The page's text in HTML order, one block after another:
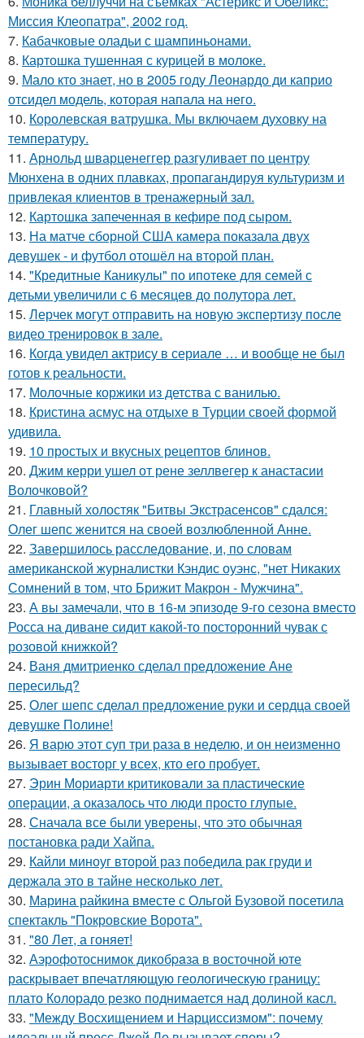
Миссия Клеопатра", 2002 год.
7. Кабачковые оладьи с шампиньонами.
8. Картошка тушенная с курицей в молоке.
9. Мало кто знает, но в 2005 году Леонардо ди каприо
отсидел модель, которая напала на него.
10. Королевская ватрушка. Мы включаем духовку на
температуру.
11. Арнольд шварценеггер разгуливает по центру
Мюнхена в одних плавках, пропагандируя культуризм и
привлекая клиентов в тренажерный зал.
12. Картошка запеченная в кефире под сыром.
13. На матче сборной США камера показала двух
девушек - и футбол отошёл на второй план.
14. "Кредитные Каникулы" по ипотеке для семей с
детьми увеличили с 6 месяцев до полутора лет.
15. Лерчек могут отправить на новую экспертизу после
видео тренировок в зале.
16. Когда увидел актрису в сериале … и вообще не был
готов к реальности.
17. Молочные коржики из детства с ванилью.
18. Кристина асмус на отдыхе в Турции своей формой
удивила.
19. 10 простых и вкусных рецептов блинов.
20. Джим керри ушел от рене зеллвегер к анастасии
Волочковой?
21. Главный холостяк "Битвы Экстрасенсов" сдался:
Олег шепс женится на своей возлюбленной Анне.
22. Завершилось расследование, и, по словам
американской журналистки Кэндис оуэнс, "нет Никаких
Сомнений в том, что Брижит Макрон - Мужчина".
23. А вы замечали, что в 16-м эпизоде 9-го сезона вместо
Росса на диване сидит какой-то посторонний чувак с
розовой книжкой?
24. Ваня дмитриенко сделал предложение Ане
пересильд?
25. Олег шепс сделал предложение руки и сердца своей
девушке Полине!
26. Я варю этот суп три раза в неделю, и он неизменно
вызывает восторг у всех, кто его пробует.
27. Эрин Мориарти критиковали за пластические
операции, а оказалось что люди просто глупые.
28. Сначала все были уверены, что это обычная
постановка ради Хайпа.
29. Кайли миноуг второй раз победила рак груди и
держала это в тайне несколько лет.
30. Марина райкина вместе с Ольгой Бузовой посетила
спектакль "Покровские Ворота".
31. "80 Лет, а гоняет!
32. Аэрофотоснимок дикобpaза в восточной юте
раскрывает впечатляющую геологическую границу:
плато Колорадо резко поднимается над долиной касл.
33. "Между Восхищением и Нарциссизмом": почему